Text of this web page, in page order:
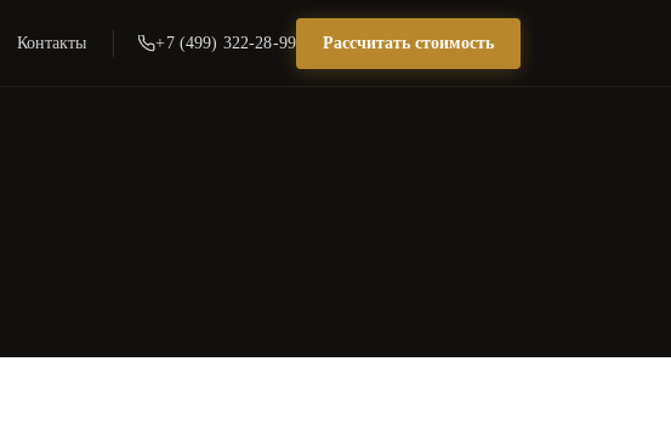
Контакты +7 (499) 322-28-99 Рассчитать стоимость